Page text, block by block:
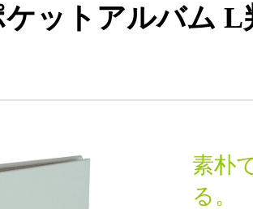
ファイル・
ホルダー用品
ーション
ットアルバム L
素朴
る。